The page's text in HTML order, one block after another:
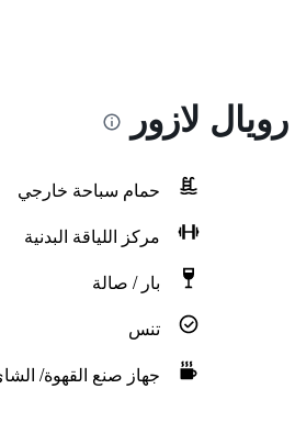
لازور
حمام سباحة خارجي
مركز اللياقة البدنية
بار / صالة
تنس
جهاز صنع القهوة/